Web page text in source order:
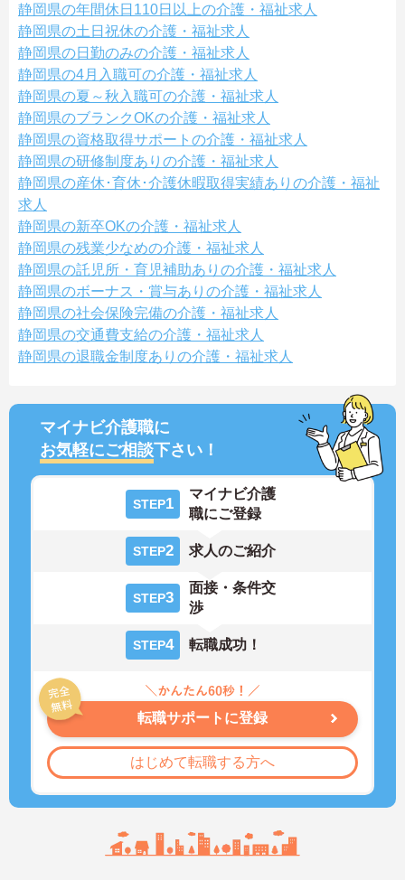
静岡県の年間休日110日以上の介護・福祉求人
静岡県の土日祝休の介護・福祉求人
静岡県の日勤のみの介護・福祉求人
静岡県の4月入職可の介護・福祉求人
静岡県の夏～秋入職可の介護・福祉求人
静岡県のブランクOKの介護・福祉求人
静岡県の資格取得サポートの介護・福祉求人
静岡県の研修制度ありの介護・福祉求人
静岡県の産休･育休･介護休暇取得実績ありの介護・福祉
求人
静岡県の新卒OKの介護・福祉求人
静岡県の残業少なめの介護・福祉求人
静岡県の託児所・育児補助ありの介護・福祉求人
静岡県のボーナス・賞与ありの介護・福祉求人
静岡県の社会保険完備の介護・福祉求人
静岡県の交通費支給の介護・福祉求人
静岡県の退職金制度ありの介護・福祉求人
マイナビ介護職に
お気軽にご相談下さい！
STEP1
マイナビ介護
職にご登録
STEP2 求人のご紹介
STEP3
面接・条件交
渉
STEP4 転職成功！
転職サポートに登録
はじめて転職する方へ